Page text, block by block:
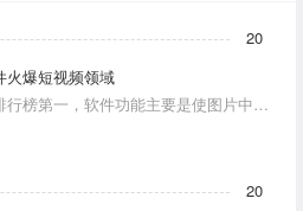
20
火爆短视频领域
榜第一，软件功能主要是使图片中的
20